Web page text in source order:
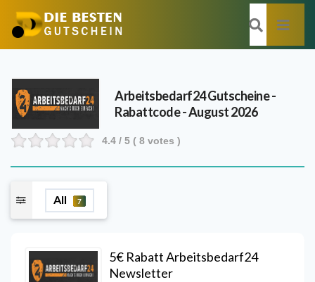
Arbeitsbedarf24Gutscheine -
Rabattcode - August 2026
4.4 / 5 ( 8 votes )
All 7
5€ Rabatt Arbeitsbedarf24
Newsletter